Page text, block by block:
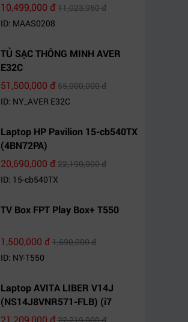
10,499,000 đ11,023,950 đ
ID: MAAS0208
TỦ SẠC THÔNG MINH AVER
E32C
51,500,000 đ55,000,000 đ
ID: NY_AVER E32C
Laptop HP Pavilion 15-cb540TX
(4BN72PA)
20,690,000 đ22,190,000 đ
ID: 15-cb540TX
TV Box FPT Play Box+ T550
1,500,000 đ1,690,000 đ
ID: NY-T550
Laptop AVITA LIBER V14J
(NS14J8VNR571-FLB) (i7
10510U/8GB RAM/1TB
21,209,000 đ